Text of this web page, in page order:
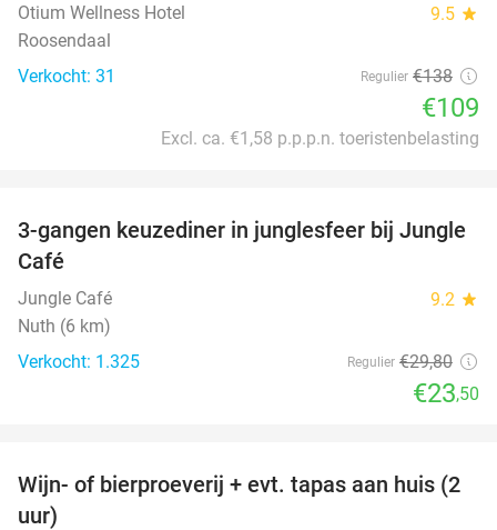
Otium Wellness Hotel 9.5 star
Roosendaal
Verkocht: 31
Regulier €138
€109
Excl. ca. €1,58 p.p.p.n. toeristenbelasting
21%
3-gangen keuzediner in junglesfeer bij Jungle
Café
Jungle Café 9.2 star
Nuth (6 km)
Verkocht: 1.325
Regulier €29,80
€23,50
50%
Wijn- of bierproeverij + evt. tapas aan huis (2
uur)